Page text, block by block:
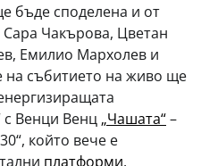
бъде споделена и от
Чакърова, Цветан
Емилио Мархолев и
събитието на живо ще
с Венци Венц „Чашата“–
който вече е
платформи.